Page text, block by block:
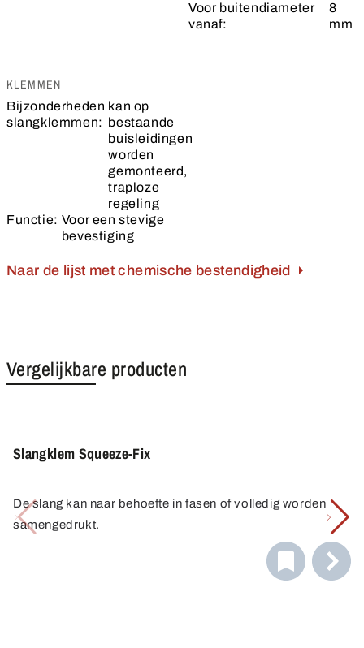
Voor buitendiameter
vanaf:
8
mm
KLEMMEN
Bijzonderheden
slangklemmen:
kan op
bestaande
buisleidingen
worden
gemonteerd,
traploze
regeling
Functie: Voor een stevige
bevestiging
Naar de lijst met chemische bestendigheid
Vergelijkbare producten
Slangklem Squeeze-Fix
De slang kan naar behoefte in fasen of volledig worden
samengedrukt.